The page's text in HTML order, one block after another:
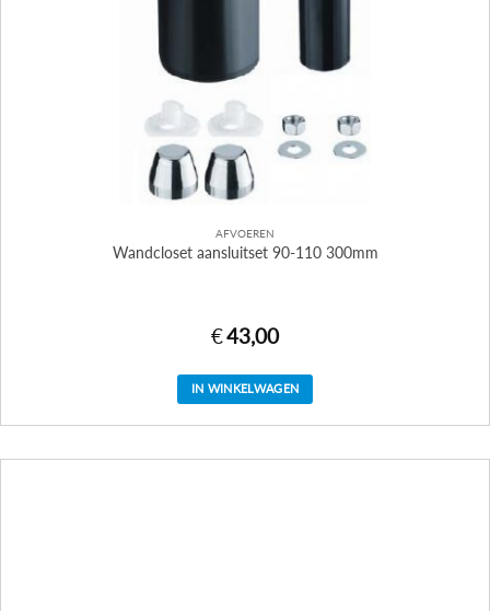
AFVOEREN
Wandcloset aansluitset 90-110 300mm
€43,00
IN WINKELWAGEN